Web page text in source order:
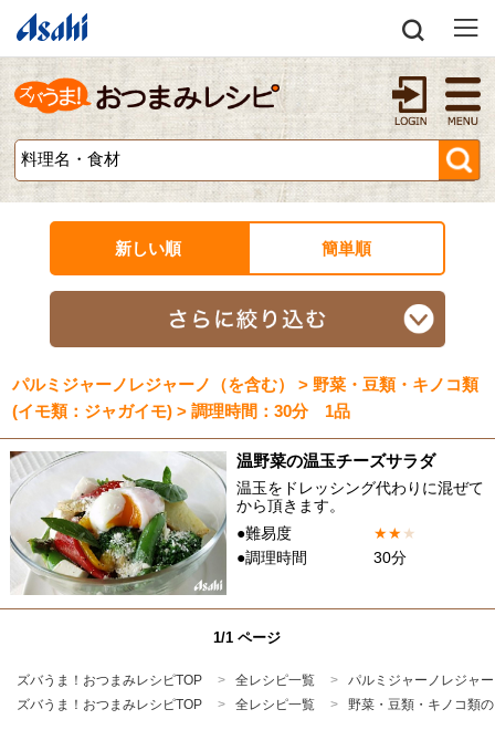
新しい順 簡単順
パルミジャーノレジャーノ（を含む） > 野菜・豆類・キノコ類
(イモ類：ジャガイモ) > 調理時間：30分 1品
温野菜の温玉チーズサラダ
温玉をドレッシング代わりに混ぜて
から頂きます。
●難易度
★★★
●調理時間
30分
1/1 ページ
ズバうま！おつまみレシピTOP 全レシピ一覧
パルミジャーノレジャ
ズバうま！おつまみレシピTOP
全レシピ一覧 野菜・豆類・キノコ類